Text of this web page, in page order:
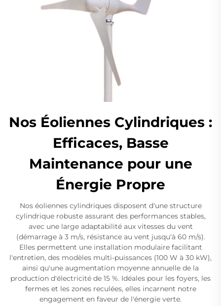
Nos Éoliennes Cylindriques :
Efficaces, Basse
Maintenance pour une
Énergie Propre
Nos éoliennes cylindriques disposent d'une structure
cylindrique robuste assurant des performances stables,
avec une large adaptabilité aux vitesses du vent
(démarrage à 3 m/s, résistance au vent jusqu'à 60 m/s).
Elles permettent une installation modulaire facilitant
l'entretien, des modèles multi-puissances (100 W à 30 kW),
ainsi qu'une augmentation moyenne annuelle de la
production d'électricité de 15 %. Idéales pour les foyers, les
fermes et les zones reculées, elles incarnent notre
engagement en faveur de l'énergie verte.